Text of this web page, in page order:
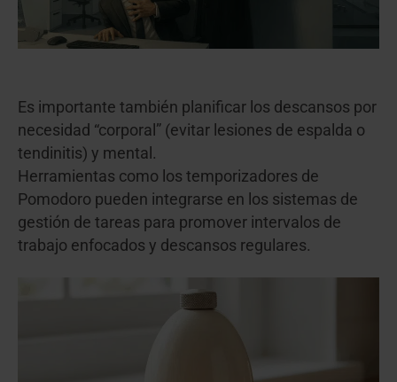
Es importante también planificar los descansos por
necesidad “corporal” (evitar lesiones de espalda o
tendinitis) y mental.
Herramientas como los temporizadores de
Pomodoro pueden integrarse en los sistemas de
gestión de tareas para promover intervalos de
trabajo enfocados y descansos regulares.